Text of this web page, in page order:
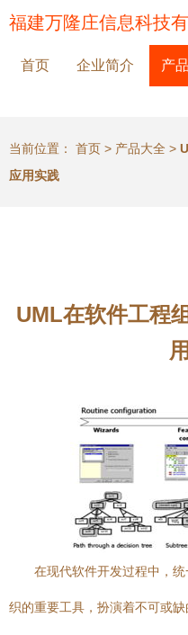
福建万隆庄信息科技
首页 企业简介 产
当前位置： 首页 > 产品大全 >
应用实践
UML在软件工程
在现代软件开发过程中，
织的重要工具，扮演着不可或